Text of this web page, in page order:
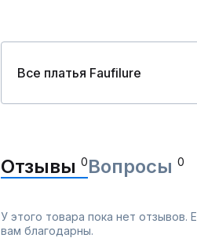
Все платья Faufilure
Отзывы 0Вопросы 0
У этого товара пока нет отзывов.
вам благодарны.